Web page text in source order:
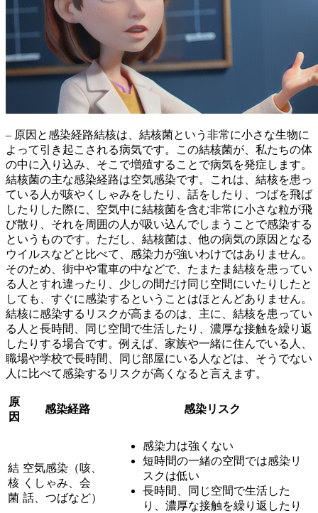
– 原因と感染経路結核は、結核菌という非常に小さな生物に
よって引き起こされる病気です。この結核菌が、 私たちの体
の中に入り込み、そこで増殖することで病気を発症します。
結核菌の主な感染経路は空気感染です。これは、 結核を患っ
ている人が咳やくしゃみをしたり、話をしたり、つばを飛ば
したりした際に、空気中に結核菌を含む非常に小さな粒が飛
び散り、それを周囲の人が吸い込んでしまうことで感染する
というものです。ただし、結核菌は、他の病気の原因となる
ウイルスなどと比べて、感染力が強いわけではありません。
そのため、 街中や電車の中などで、たまたま結核を患ってい
る人とすれ違ったり、少しの間だけ同じ空間にいたりしたと
しても、すぐに感染するということはほとんどありません。
結核に感染するリスクが高まるのは、 主に、結核を患ってい
る人と長時間、同じ空間で生活したり、濃厚な接触を繰り返
したりする場合です。例えば、家族や一緒に住んでいる人、
職場や学校で長時間、同じ部屋にいる人などは、そうでない
人に比べて感染するリスクが高くなると言えます。
原
因
感染経路 感染リスク
結
核
菌
空気感染（咳、
くしゃみ、会
話、つばなど）
感染力は強くない
短時間の一緒の空間では感染リ
スクは低い
長時間、同じ空間で生活した
り、濃厚な接触を繰り返したり